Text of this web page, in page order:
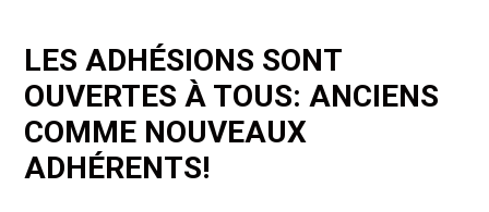
LES ADHÉSIONS SONT
OUVERTES À TOUS: ANCIENS
COMME NOUVEAUX
ADHÉRENTS!